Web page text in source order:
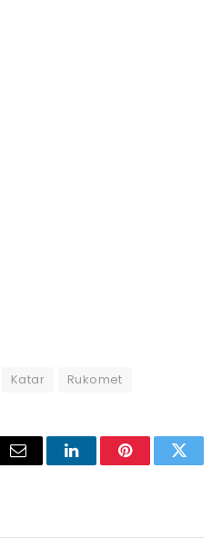
Katar Rukomet
Email LinkedInPinterest